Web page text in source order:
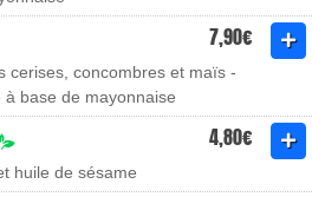
7,90€
cerises, concombres et maïs -
base de mayonnaise
4,80€
huile de sésame